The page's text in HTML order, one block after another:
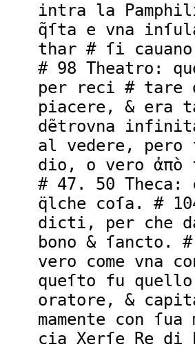
intra la
q̃ſta e vna
thar # ſi
# 98 Theatro:
per reci # tare
piacere, & era
dẽtrovna
al vedere,
dio, o vero ἀπὸ
# 47. 50
q̈lche coſa. #
dicti, per che
bono & ſancto.
vero come vna
queſto fu quello
oratore, &
mamente con
cia Xerſe Re di